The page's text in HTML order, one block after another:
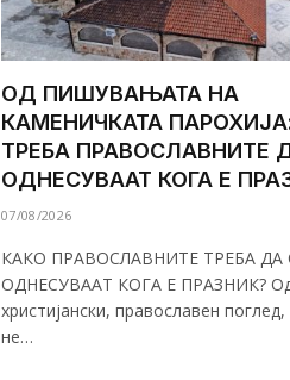
ОД ПИШУВАЊАТА НА
КАМЕНИЧКАТА
ТРЕБА ПРАВОСЛАВНИТЕ
ОДНЕСУВААТ КОГА Е
07/08/2026
КАКО ПРАВОСЛАВНИТЕ ТРЕБА ДА
ОДНЕСУВААТ КОГА Е ПРАЗНИК?
христијански, православен
не…